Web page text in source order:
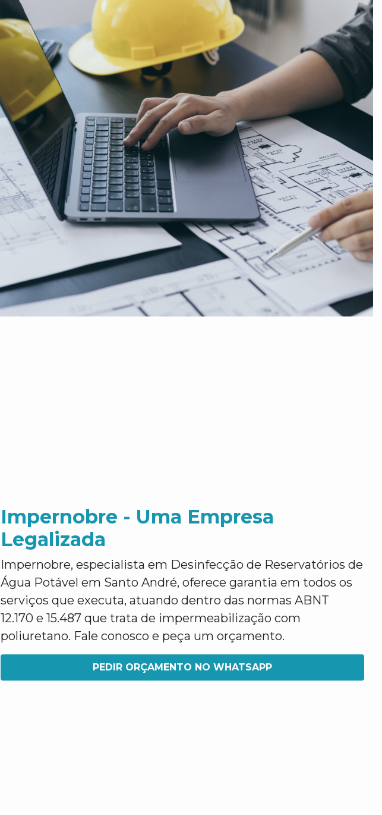
Impernobre - Uma Empresa
Legalizada
Impernobre, especialista em Desinfecção de Reservatórios de
Água Potável em Santo André, oferece garantia em todos os
serviços que executa, atuando dentro das normas ABNT
12.170 e 15.487 que trata de impermeabilização com
poliuretano. Fale conosco e peça um orçamento.
PEDIR ORÇAMENTO NO WHATSAPP